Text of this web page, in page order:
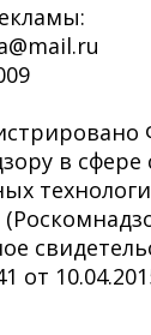
в сфере
от